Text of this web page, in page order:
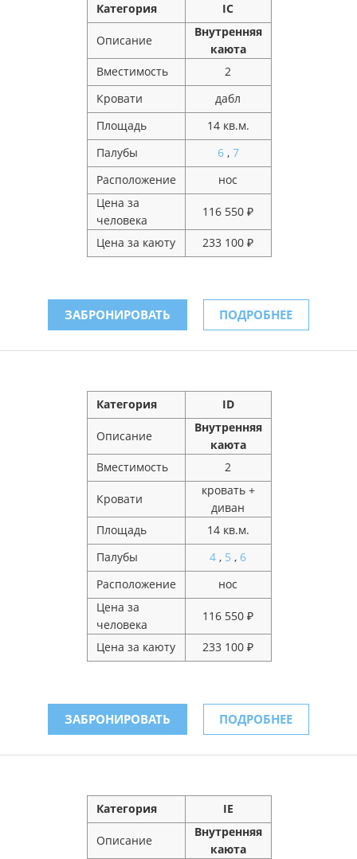
Категория IC
Описание
Внутренняя
каюта
Вместимость
2
Кровати
дабл
Площадь
14 кв.м.
Палубы
6, 7
Расположение
нос
Цена за
человека
116 550 ₽
Цена за каюту 233 100 ₽
ЗАБРОНИРОВАТЬ ПОДРОБНЕЕ
Категория ID
Описание
Внутренняя
каюта
Вместимость
2
Кровати
кровать +
диван
Площадь
14 кв.м.
Палубы
4 , 5 , 6
Расположение
нос
Цена за
человека
116 550 ₽
Цена за каюту 233 100 ₽
ЗАБРОНИРОВАТЬ ПОДРОБНЕЕ
Категория IE
Описание
Внутренняя
каюта